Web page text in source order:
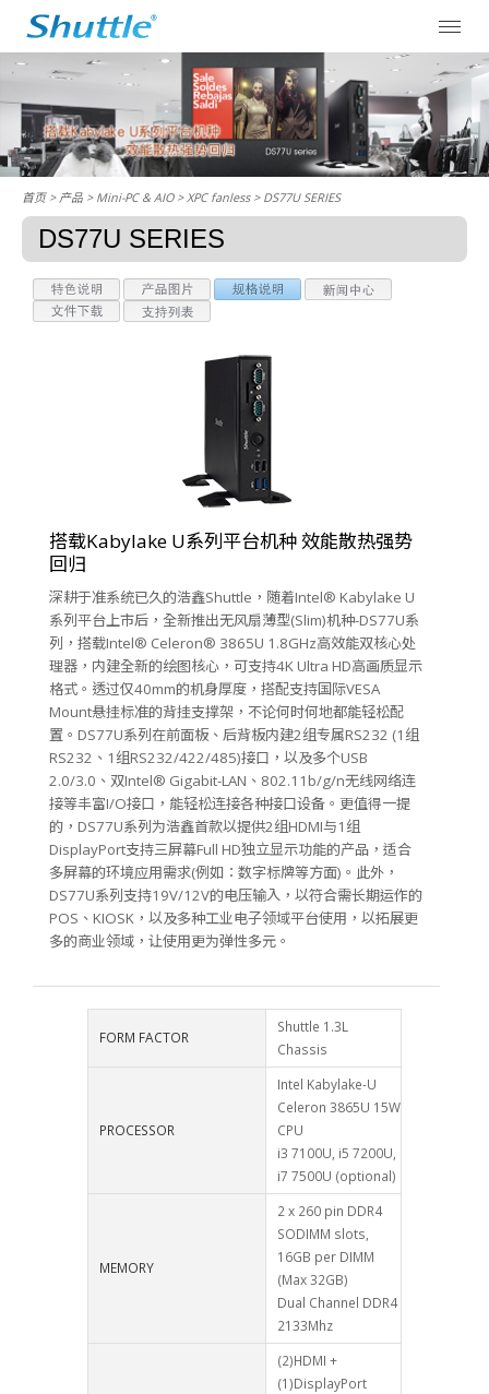
首页> 产品 > Mini-PC & AIO >XPC fanless> DS77U SERIES
DS77U SERIES
搭载Kabylake U系列平台机种 效能散热强势
回归
深耕于准系统已久的浩鑫Shuttle，随着Intel® Kabylake U
系列平台上市后，全新推出无风扇薄型(Slim)机种-DS77U系
列，搭载Intel® Celeron® 3865U 1.8GHz高效能双核心处
理器，内建全新的绘图核心，可支持4K Ultra HD高画质显示
格式。透过仅40mm的机身厚度，搭配支持国际VESA
Mount悬挂标准的背挂支撑架，不论何时何地都能轻松配
置。DS77U系列在前面板、后背板内建2组专属RS232 (1组
RS232、1组RS232/422/485)接口，以及多个USB
2.0/3.0、双Intel® Gigabit-LAN、802.11b/g/n无线网络连
接等丰富I/O接口，能轻松连接各种接口设备。更值得一提
的，DS77U系列为浩鑫首款以提供2组HDMI与1组
DisplayPort支持三屏幕Full HD独立显示功能的产品，适合
多屏幕的环境应用需求(例如：数字标牌等方面)。此外，
DS77U系列支持19V/12V的电压输入，以符合需长期运作的
POS、KIOSK，以及多种工业电子领域平台使用，以拓展更
多的商业领域，让使用更为弹性多元。
FORM FACTOR
Shuttle 1.3L
Chassis
PROCESSOR
Intel Kabylake-U
Celeron 3865U 15W
CPU
i3 7100U, i5 7200U,
i7 7500U (optional)
MEMORY
2 x 260 pin DDR4
SODIMM slots,
16GB per DIMM
(Max 32GB)
Dual Channel DDR4
2133Mhz
(2)HDMI +
(1)DisplayPort